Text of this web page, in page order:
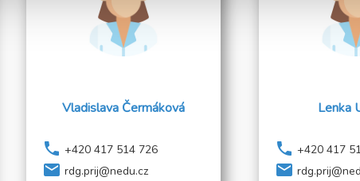
Vladislava Čermáková
phone +420 417 514 726
local_post_office rdg.prij@nedu.cz
Lenka
phone +420 417
local_post_office